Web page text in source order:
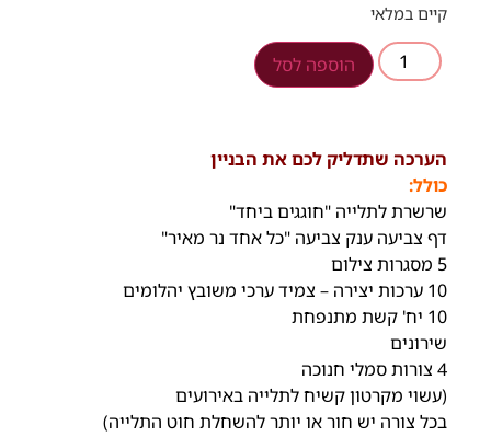
קיים במלאי
הוספה לסל
הערכה שתדליק לכם את הבניין
כולל:
שרשרת לתלייה "חוגגים ביחד"
דף צביעה ענק צביעה "כל אחד נר מאיר"
5 מסגרות צילום
10 ערכות יצירה – צמיד ערכי משובץ יהלומים
10 יח' קשת מתנפחת
שירונים
4 צורות סמלי חנוכה
(עשוי מקרטון קשיח לתלייה באירועים
בכל צורה יש חור או יותר להשחלת חוט התלייה)